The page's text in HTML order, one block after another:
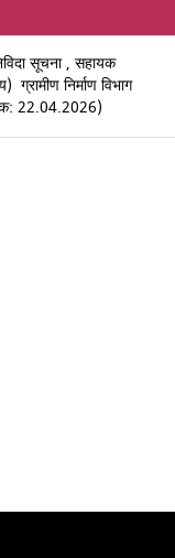
सूचना , सहायक
ग्रामीण निर्माण विभाग
22.04.2026)